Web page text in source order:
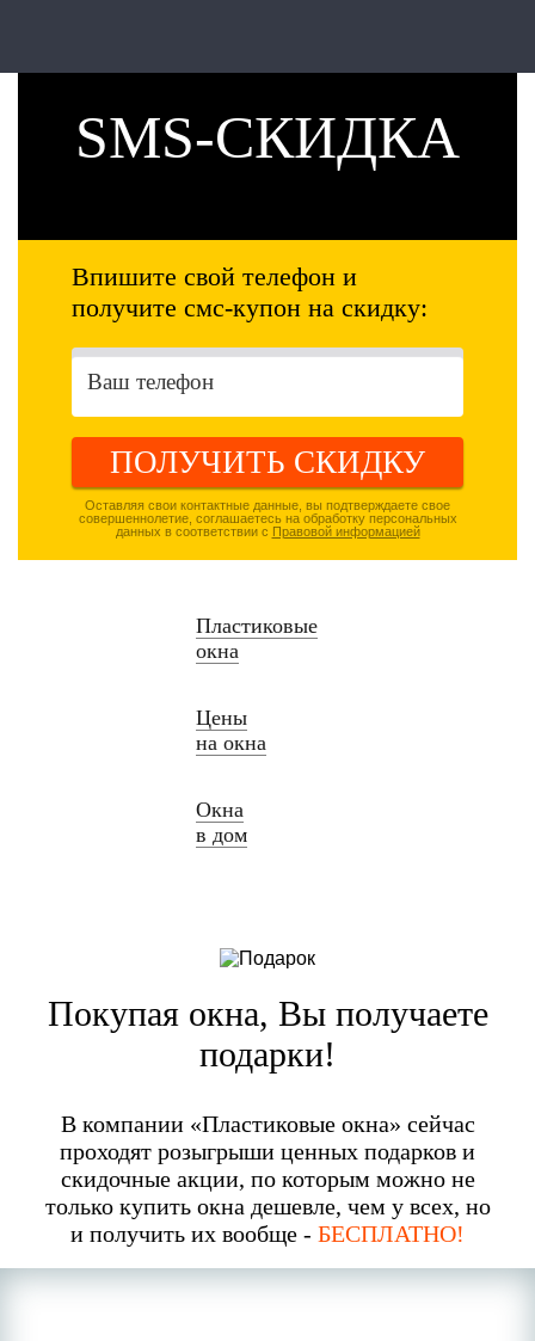
SMS-СКИДКА
Впишите свой телефон и
получите смс-купон на скидку:
ПОЛУЧИТЬ СКИДКУ
Оставляя свои контактные данные, вы подтверждаете свое
совершеннолетие, соглашаетесь на обработку персональных
данных в соответствии с Правовой информацией
Пластиковые
окна
Цены
на окна
Окна
в дом
Покупая окна, Вы получаете
подарки!
В компании «Пластиковые окна» сейчас
проходят розыгрыши ценных подарков и
скидочные акции, по которым можно не
только купить окна дешевле, чем у всех, но
и получить их вообще - БЕСПЛАТНО!